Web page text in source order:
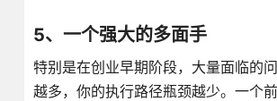
5、一个强大的多面手
特别是在创业早期阶段，大量面临的
越多，你的执行路径瓶颈越少。一个